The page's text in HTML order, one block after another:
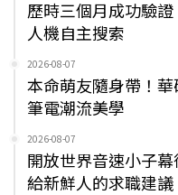
歷時三個月成功驗
人機自主搜索
2026-08-07
本命萌友隨身帶！
筆電潮流美學
2026-08-07
開放世界音速小子
給新鮮人的求職建議